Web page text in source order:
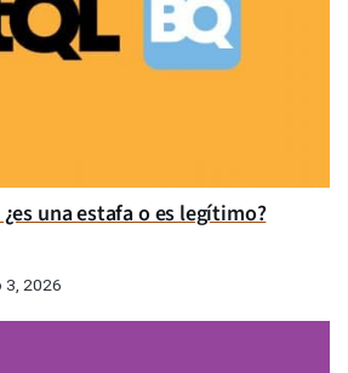
una estafa o es legítimo?
3, 2026